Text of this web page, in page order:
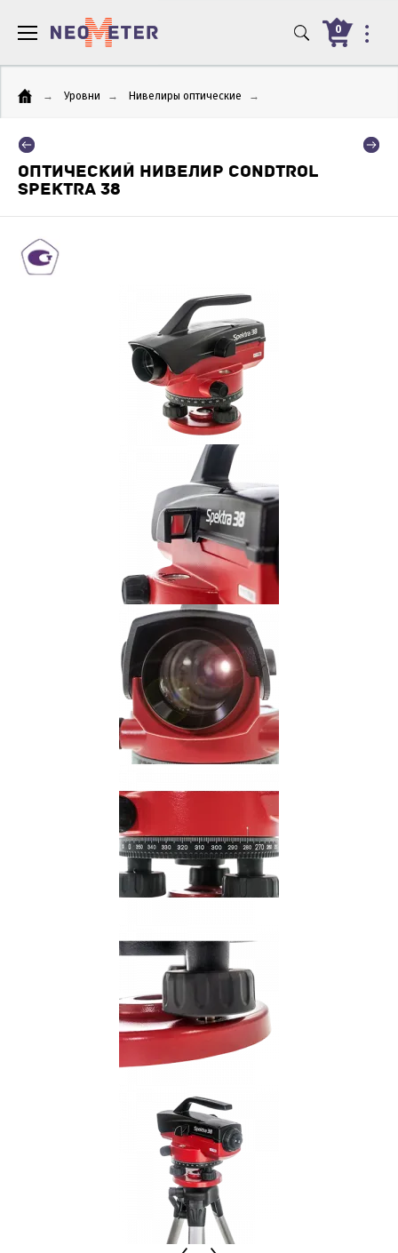
0
→ Уровни → Нивелиры оптические →
ОПТИЧЕСКИЙ НИВЕЛИР CONDTROL
SPEKTRA 38